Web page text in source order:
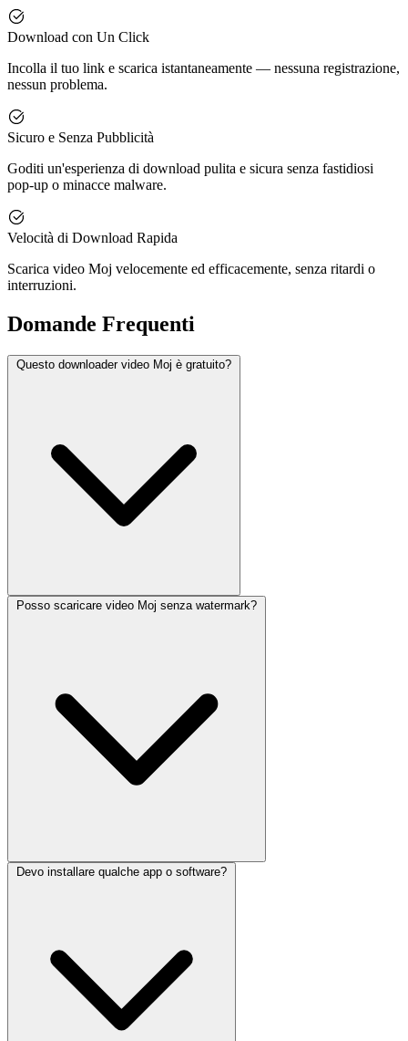
Download con Un Click
Incolla il tuo link e scarica istantaneamente — nessuna registrazione,
nessun problema.
Sicuro e Senza Pubblicità
Goditi un'esperienza di download pulita e sicura senza fastidiosi
pop-up o minacce malware.
Velocità di Download Rapida
Scarica video Moj velocemente ed efficacemente, senza ritardi o
interruzioni.
Domande Frequenti
Questo downloader video Moj è gratuito?
Posso scaricare video Moj senza watermark?
Devo installare qualche app o software?